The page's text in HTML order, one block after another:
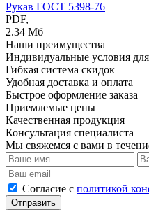
Рукав ГОСТ 5398-76
PDF,
2.34 Мб
Наши преимущества
Индивидуальные условия
Гибкая система скидок
Удобная доставка и оплата
Быстрое оформление заказа
Приемлемые цены
Качественная продукция
Консультация специалиста
Мы свяжемся с вами в
Cогласие с политикой
Отправить